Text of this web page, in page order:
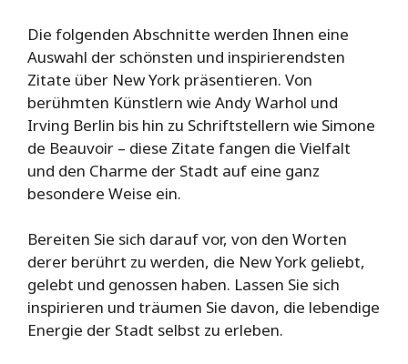
Die folgenden Abschnitte werden Ihnen eine
Auswahl der schönsten und inspirierendsten
Zitate über New York präsentieren. Von
berühmten Künstlern wie Andy Warhol und
Irving Berlin bis hin zu Schriftstellern wie Simone
de Beauvoir – diese Zitate fangen die Vielfalt
und den Charme der Stadt auf eine ganz
besondere Weise ein.
Bereiten Sie sich darauf vor, von den Worten
derer berührt zu werden, die New York geliebt,
gelebt und genossen haben. Lassen Sie sich
inspirieren und träumen Sie davon, die lebendige
Energie der Stadt selbst zu erleben.